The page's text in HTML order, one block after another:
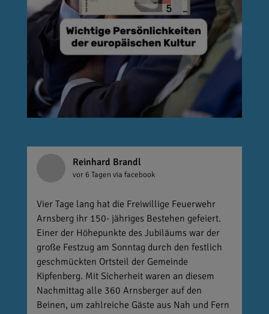
Reinhard Brandl
vor 6 Tagen via facebook
Vier Tage lang hat die Freiwillige Feuerwehr
Arnsberg ihr 150- jähriges Bestehen gefeiert.
Einer der Höhepunkte des Jubiläums war der
große Festzug am Sonntag durch den festlich
geschmückten Ortsteil der Gemeinde
Kipfenberg. Mit Sicherheit waren an diesem
Nachmittag alle 360 Arnsberger auf den
Beinen, um zahlreiche Gäste aus Nah und Fern